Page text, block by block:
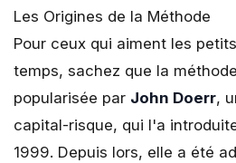
Les Origines de la Méthode
Pour ceux qui aiment les
temps, sachez que la
popularisée par John Doerr,
capital-risque, qui l'a
1999. Depuis lors, elle a été